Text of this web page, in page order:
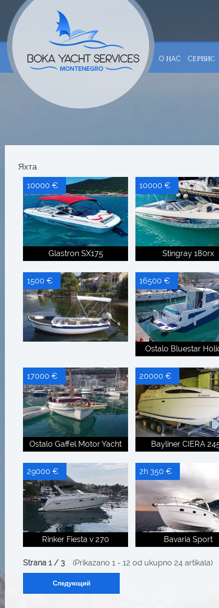
O НAC CЕРВИС
Яхта
Glastron SX175
10000 €
Stingray 180rx
10000 €
1500 €
Ostalo Bluestar
16500 €
Ostalo Gaffel Motor Yacht
17000 €
Bayliner CIERA
20000 €
Rinker Fiesta v 270
29000 €
Bavaria Sport
2h 350 €
Strana 1 / 3 (Prikazano 1 - 12 od ukupno 24 artikala)
Следующий